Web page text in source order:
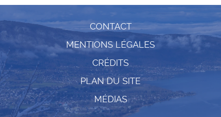
CONTACT
MENTIONS LÉGALES
CRÉDITS
PLAN DU SITE
MÉDIAS